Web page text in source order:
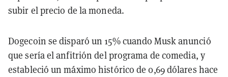
subir el precio de la moneda.
Dogecoin se disparó un 15% cuando Musk anunció
que sería el anfitrión del programa de comedia, y
estableció un máximo histórico de 0,69 dólares hace